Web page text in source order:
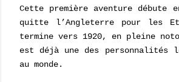
Cette première aventure débute
quitte l’Angleterre pour les
termine vers 1920, en pleine
est déjà une des personnalités
au monde.